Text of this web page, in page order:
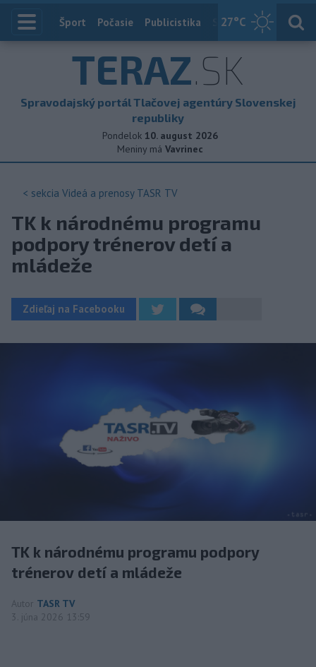
27°C
Index
Šport Počasie Publicistika Slovensko
TERAZ.SK
Spravodajský portál Tlačovej agentúry Slovenskej
republiky
Pondelok 10. august 2026
Meniny má Vavrinec
< sekcia Videá a prenosy TASR TV
TK k národnému programu
podpory trénerov detí a
mládeže
Zdieľaj na Facebooku
TK k národnému programu podpory
trénerov detí a mládeže
Autor TASR TV
3. júna 2026 13:59